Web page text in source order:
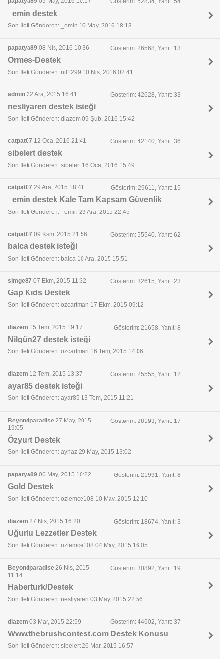
Gösterim: 52834, Yanıt: 54
_emin destek
Son İleti Gönderen: _emin 10 May, 2016 18:13
papatya89 08 Nis, 2016 10:36 Gösterim: 26568, Yanıt: 13
Ormes-Destek
Son İleti Gönderen: nil1299 10 Nis, 2016 02:41
admin 22 Ara, 2015 16:41 Gösterim: 42628, Yanıt: 33
nesliyaren destek isteği
Son İleti Gönderen: diazem 09 Şub, 2016 15:42
catpat07 12 Oca, 2016 21:41 Gösterim: 42140, Yanıt: 36
sibelert destek
Son İleti Gönderen: sibelert 16 Oca, 2016 15:49
catpat07 29 Ara, 2015 18:41 Gösterim: 29611, Yanıt: 15
_emin destek Kale Tam Kapsam Güvenlik
Son İleti Gönderen: _emin 29 Ara, 2015 22:45
catpat07 09 Ksm, 2015 21:56 Gösterim: 55540, Yanıt: 62
balca destek isteği
Son İleti Gönderen: balca 10 Ara, 2015 15:51
simge87 07 Ekm, 2015 11:32 Gösterim: 32615, Yanıt: 23
Gap Kids Destek
Son İleti Gönderen: ozcartman 17 Ekm, 2015 09:12
diazem 15 Tem, 2015 19:17 Gösterim: 21658, Yanıt: 8
Nilgün27 destek isteği
Son İleti Gönderen: ozcartman 16 Tem, 2015 14:06
diazem 12 Tem, 2015 13:37 Gösterim: 25555, Yanıt: 12
ayar85 destek isteği
Son İleti Gönderen: ayar85 13 Tem, 2015 11:21
Beyondparadise 27 May, 2015
19:05
Gösterim: 28193, Yanıt: 17
Özyurt Destek
Son İleti Gönderen: aynaz 29 May, 2015 13:02
papatya89 06 May, 2015 10:22 Gösterim: 21991, Yanıt: 8
Gold Destek
Son İleti Gönderen: ozlemce108 10 May, 2015 12:10
diazem 27 Nis, 2015 16:20 Gösterim: 18674, Yanıt: 3
Uğurlu Lezzetler Destek
Son İleti Gönderen: ozlemce108 04 May, 2015 16:05
Beyondparadise 26 Nis, 2015
11:14
Gösterim: 30892, Yanıt: 19
Haberturk/Destek
Son İleti Gönderen: nesliyaren 03 May, 2015 22:56
diazem 03 Mar, 2015 22:59 Gösterim: 44602, Yanıt: 37
Www.thebrushcontest.com Destek Konusu
Son İleti Gönderen: sibelert 26 Mar, 2015 16:57